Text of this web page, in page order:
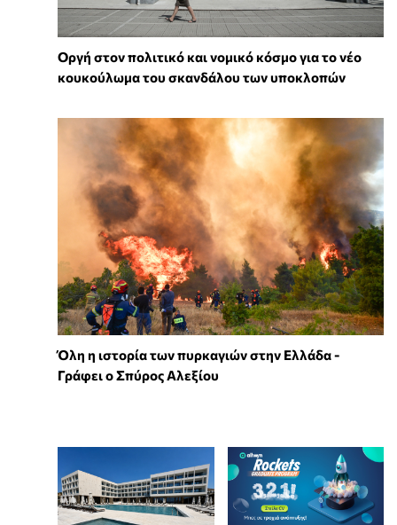
Οργή στον πολιτικό και νομικό κόσμο για το νέο
κουκούλωμα του σκανδάλου των υποκλοπών
Όλη η ιστορία των πυρκαγιών στην Ελλάδα -
Γράφει ο Σπύρος Αλεξίου